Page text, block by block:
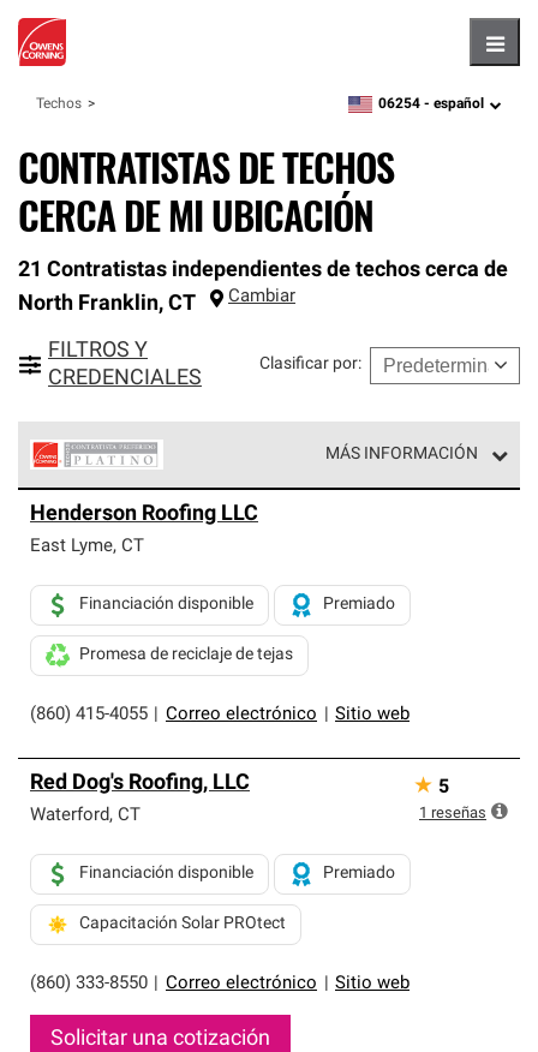
Techos zipcode,language
06254 - español
CONTRATISTAS DE TECHOS
CERCA DE MI UBICACIÓN
21 Contratistas independientes de techos cerca de
North Franklin, CT Cambiar
FILTROS Y
CREDENCIALES
Clasificar por:
MÁS INFORMACIÓN
Corning constituyen el nivel superior de nuestra red
exclusiva y cumplen con estándares estrictos de
Solo ellos pueden ofrecer nuestra mejor garantía de
sistemas de techos.
Henderson Roofing LLC
East Lyme, CT
(860) 415-4055 Correo electrónico Sitio web
Financiación disponible Premiado
Promesa de reciclaje de tejas
Red Dog's Roofing, LLC
Waterford, CT
(860) 333-8550 Correo electrónico Sitio web
Financiación disponible Premiado
Capacitación Solar PROtect
Solicitar una cotización
★ 5
1 reseñas